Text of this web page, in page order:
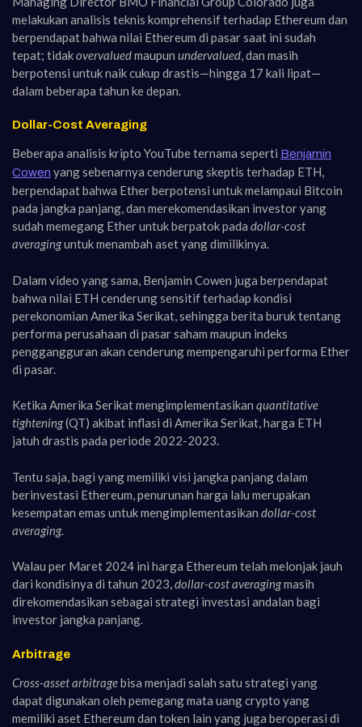
melakukan analisis teknis komprehensif terhadap Ethereum dan
berpendapat bahwa nilai Ethereum di pasar saat ini sudah
tepat; tidakovervaluedmaupun undervalued , dan masih
berpotensi untuk naik cukup drastis—hingga 17 kali lipat—
dalam beberapa tahun ke depan.
Dollar-Cost Averaging
Beberapa analisis kripto YouTube ternama seperti Benjamin
Cowen yang sebenarnya cenderung skeptis terhadap ETH,
berpendapat bahwa Ether berpotensi untuk melampaui Bitcoin
pada jangka panjang, dan merekomendasikan investor yang
sudah memegang Ether untuk berpatok pada dollar-cost
averaginguntuk menambah aset yang dimilikinya.
Dalam video yang sama, Benjamin Cowen juga berpendapat
bahwa nilai ETH cenderung sensitif terhadap kondisi
perekonomian Amerika Serikat, sehingga berita buruk tentang
performa perusahaan di pasar saham maupun indeks
penggangguran akan cenderung mempengaruhi performa Ether
di pasar.
Ketika Amerika Serikat mengimplementasikan quantitative
tightening(QT) akibat inflasi di Amerika Serikat, harga ETH
jatuh drastis pada periode 2022-2023.
Tentu saja, bagi yang memiliki visi jangka panjang dalam
berinvestasi Ethereum, penurunan harga lalu merupakan
kesempatan emas untuk mengimplementasikan dollar-cost
averaging.
Walau per Maret 2024 ini harga Ethereum telah melonjak jauh
dari kondisinya di tahun 2023,dollar-cost averagingmasih
direkomendasikan sebagai strategi investasi andalan bagi
investor jangka panjang.
Arbitrage
Cross-asset arbitragebisa menjadi salah satu strategi yang
dapat digunakan oleh pemegang mata uang crypto yang
memiliki aset Ethereum dan token lain yang juga beroperasi di